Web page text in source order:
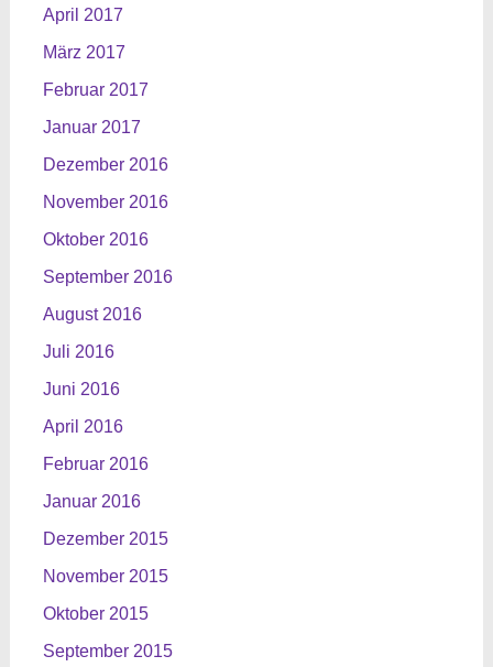
April 2017
März 2017
Februar 2017
Januar 2017
Dezember 2016
November 2016
Oktober 2016
September 2016
August 2016
Juli 2016
Juni 2016
April 2016
Februar 2016
Januar 2016
Dezember 2015
November 2015
Oktober 2015
September 2015